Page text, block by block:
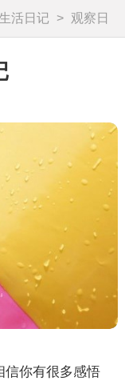
活日记 >
观察日
信你有很多感悟